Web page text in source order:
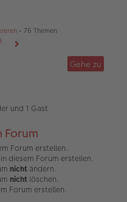
• 76 Themen
Gehe zu
und 1 Gast
Forum
Forum erstellen.
diesem Forum erstellen.
nicht ändern.
nicht löschen.
Forum erstellen.